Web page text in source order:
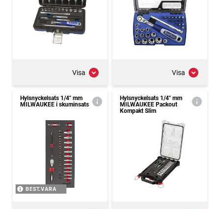
Visa Visa
Hylsnyckelsats 1/4" mm
MILWAUKEE i skuminsats
BEST.VARA
Hylsnyckelsats 1/4" mm
MILWAUKEE Packout
Kompakt Slim